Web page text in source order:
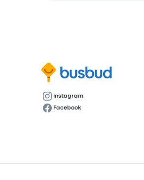
Instagram
Facebook